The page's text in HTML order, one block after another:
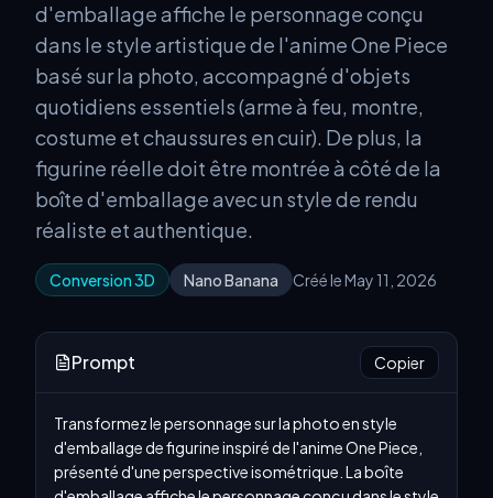
d'emballage affiche le personnage conçu
dans le style artistique de l'anime One Piece
basé sur la photo, accompagné d'objets
quotidiens essentiels (arme à feu, montre,
costume et chaussures en cuir). De plus, la
figurine réelle doit être montrée à côté de la
boîte d'emballage avec un style de rendu
réaliste et authentique.
Conversion 3D Nano Banana Créé le May 11, 2026
Prompt Copier
Transformez le personnage sur la photo en style
d'emballage de figurine inspiré de l'anime One Piece,
présenté d'une perspective isométrique. La boîte